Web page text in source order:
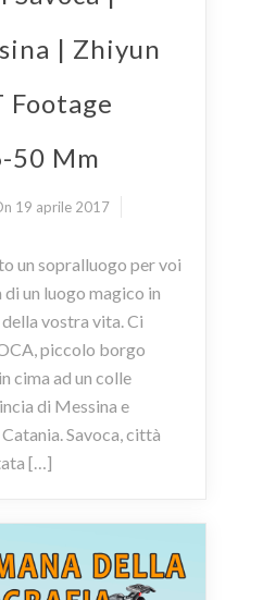
| Zhiyun
Footage
50 Mm
19 aprile 2017
un sopralluogo per voi
un luogo magico in
vostra vita. Ci
piccolo borgo
cima ad un colle
di Messina e
Savoca, città
[…]